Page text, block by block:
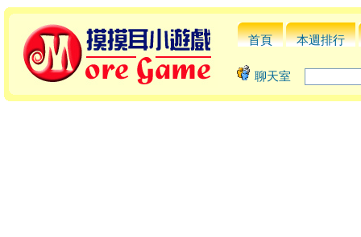
首頁 本週排行
聊天室